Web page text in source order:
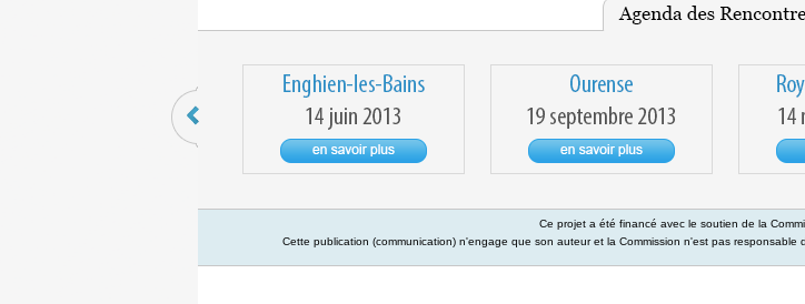
Ce projet a été financé avec le soutien de la
Cette publication (communication) n'engage que son auteur et la Commission n'est pas